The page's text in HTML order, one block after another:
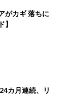
がカギ 落ちに
カ月連続、リ